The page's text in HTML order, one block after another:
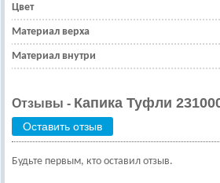
Цвет
Материал верха
Материал внутри
Отзывы - Капика Туфли
Оставить отзыв
Будьте первым, кто оставил отзыв.